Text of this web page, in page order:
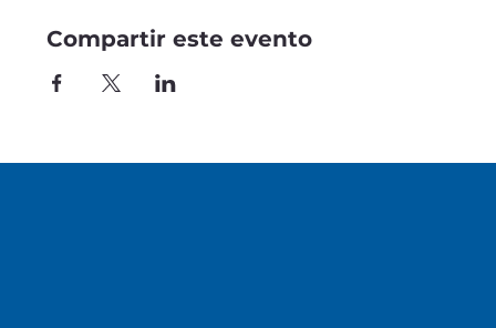
Compartir este evento